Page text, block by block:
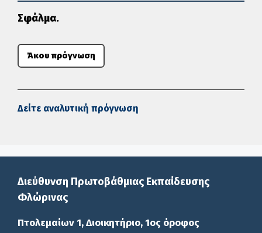
Σφάλμα.
Άκου πρόγνωση
Δείτε αναλυτική πρόγνωση
Διεύθυνση Πρωτοβάθμιας Εκπαίδευσης
Φλώρινας
Πτολεμαίων 1, Διοικητήριο, 1ος όροφος